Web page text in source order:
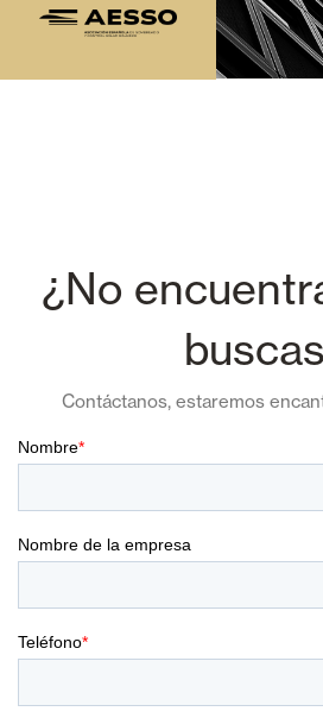
¿No
Contáctanos, estaremos